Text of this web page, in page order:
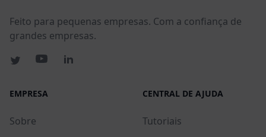
Feito para pequenas empresas. Com a confiança de
grandes empresas.
EMPRESA
Sobre
CENTRAL DE AJUDA
Tutoriais